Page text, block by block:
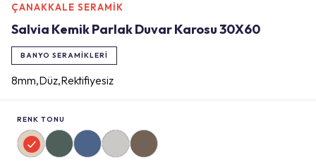
ÇANAKKALE SERAMİK
Salvia Kemik Parlak Duvar Karosu 30X60
BANYO SERAMIKLERI
8mm,Düz,Rektifiyesiz
RENK TONU